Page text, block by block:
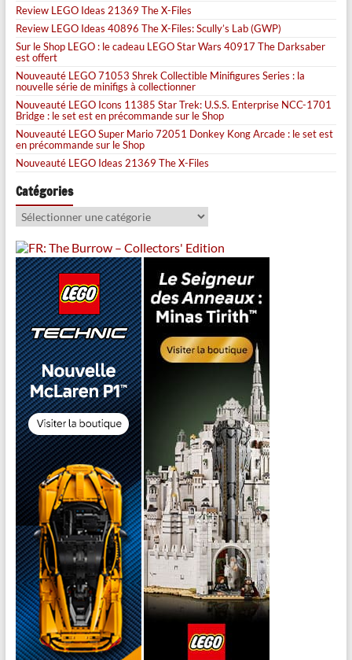
Review LEGO Ideas 21369 The X-Files
Review LEGO Ideas 40896 The X-Files: Scully’s Lab (GWP)
Sur le Shop LEGO : le cadeau LEGO Star Wars 40917 The Darksaber
est offert
Nouveauté LEGO 71053 Shrek Collectible Minifigures Series : la
nouvelle série de minifigs à collectionner
Nouveauté LEGO Icons 11385 Star Trek: U.S.S. Enterprise NCC-1701
Bridge : le set est en précommande sur le Shop
Nouveauté LEGO Super Mario 72051 Donkey Kong Arcade : le set est
en précommande sur le Shop
Nouveauté LEGO Ideas 21369 The X-Files
Catégories
Catégories